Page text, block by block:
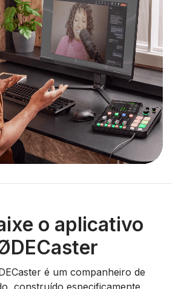
o aplicativo
é um companheiro de
construído especificamente